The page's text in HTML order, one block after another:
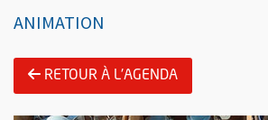
ANIMATION
RETOUR À L'AGENDA